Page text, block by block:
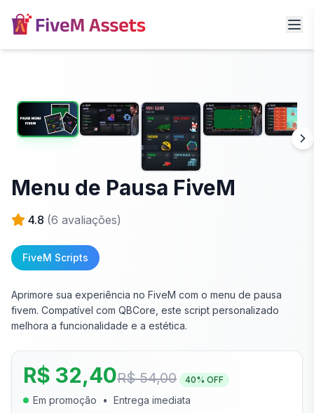
Menu de Pausa FiveM
4.8 (6 avaliações)
FiveM Scripts
Aprimore sua experiência no FiveM com o menu de pausa
fivem. Compatível com QBCore, este script personalizado
melhora a funcionalidade e a estética.
R$ 32,40R$ 54,00 40% OFF
Em promoção • Entrega imediata